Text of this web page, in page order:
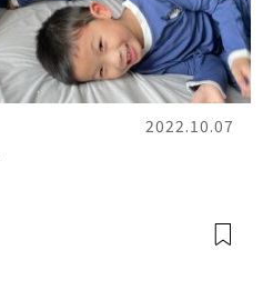
2022.10.07